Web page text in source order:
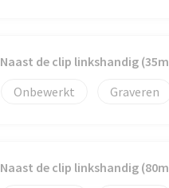
Naast de clip linkshandig
Onbewerkt
Graveren
Naast de clip linkshandig